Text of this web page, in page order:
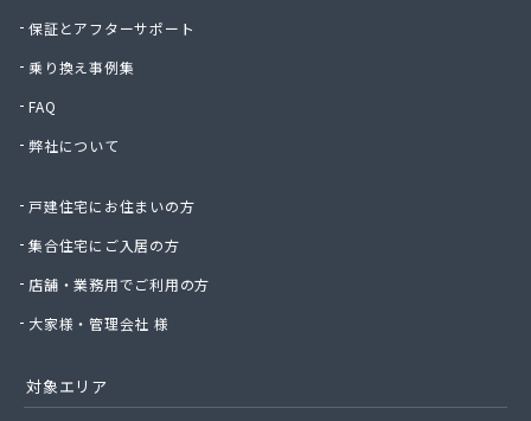
郡店中島商店
江澤商事株式会社
今井商店
佐藤興産株式会社 三橋事業本部
坂戸ガス株式会社
埼玉ガス販売株式会社
埼玉県南液化瓦斯事業協同組合
埼玉中央農業協同組合LPガスセンター
三ツ輪産業株式会社 首都圏支店 草加営業所
三栄ガス株式会社
保証とアフターサポート
乗り換え事例集
FAQ
弊社について
戸建住宅にお住まいの方
集合住宅にご入居の方
店舗・業務用でご利用の方
大家様・管理会社 様
対象エリア